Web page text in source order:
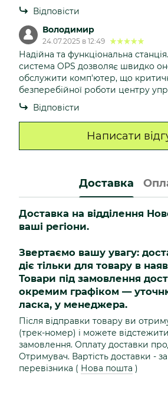
Відповісти
Володимир
24.07.2025 в 12:49
Надійна та функціональна
система OPS дозволяє швидко
обслужити комп'ютер, що
безперебійної роботи центру
Відповісти
Написати
Доставка
Доставка на відділення
ваші регіони.
Звертаємо вашу увагу:
діє тільки для товару в
Товари під замовлення
окремим графіком —
ласка, у менеджера.
Після відправки товару ви
(трек-номер) і можете
замовлення. Оплату доставки
Отримувач. Вартість доставки -
перевізника ( Нова пошта )